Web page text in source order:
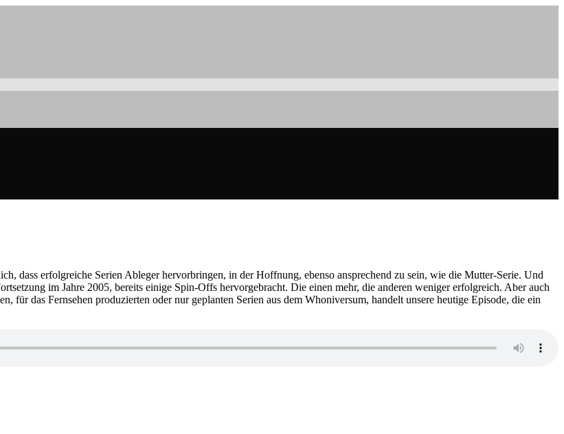
dass erfolgreiche Serien Ableger hervorbringen, in der Hoffnung, ebenso ansprechend zu sein, wie die Mutter-Serie. Und
im Jahre 2005, bereits einige Spin-Offs hervorgebracht. Die einen mehr, die anderen weniger erfolgreich. Aber auch
für das Fernsehen produzierten oder nur geplanten Serien aus dem Whoniversum, handelt unsere heutige Episode, die ein